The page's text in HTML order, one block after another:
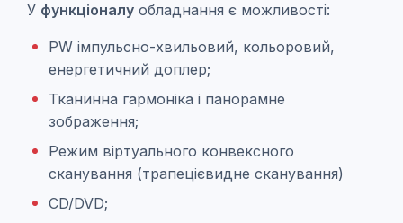
У функціоналу обладнання є можливості:
PW імпульсно-хвильовий, кольоровий,
енергетичний доплер;
Тканинна гармоніка і панорамне
зображення;
Режим віртуального конвексного
сканування (трапецієвидне сканування)
CD/DVD;